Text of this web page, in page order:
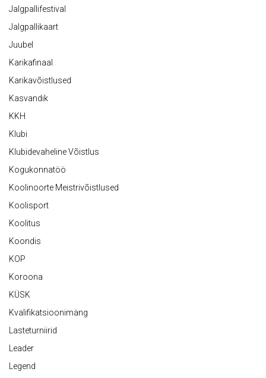
Jalgpallifestival
Jalgpallikaart
Juubel
Karikafinaal
Karikavõistlused
Kasvandik
KKH
Klubi
Klubidevaheline Võistlus
Kogukonnatöö
Koolinoorte Meistrivõistlused
Koolisport
Koolitus
Koondis
KOP
Koroona
KÜSK
Kvalifikatsioonimäng
Lasteturniirid
Leader
Legend